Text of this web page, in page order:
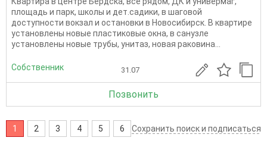
площадь и парк, школы и дет.садики, в шаговой
доступности вокзал и остановки в Новосибирск. В квартире
установлены новые пластиковые окна, в санузле
установлены новые трубы, унитаз, новая раковина...
Собственник 31.07
Позвонить
1 2 3 4 5 6 Сохранить поиск и подписаться